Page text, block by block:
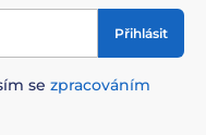
Přihlásit
se zpracováním